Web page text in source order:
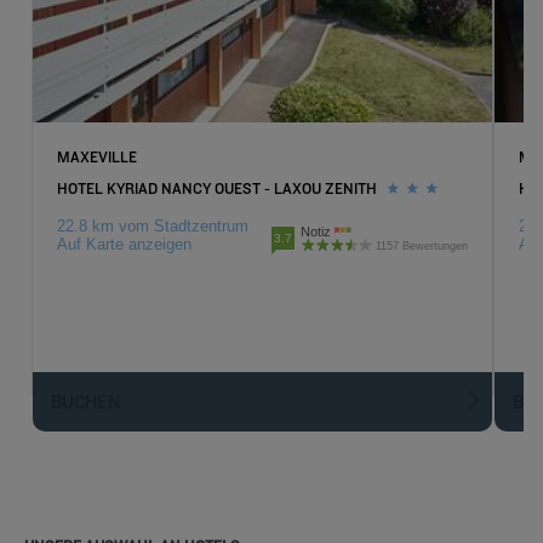
MAXEVILLE
HOTEL KYRIAD NANCY OUEST - LAXOU ZENITH
22.8 km vom Stadtzentrum
Auf Karte anzeigen
3.7 Notiz
1157 Bewertungen